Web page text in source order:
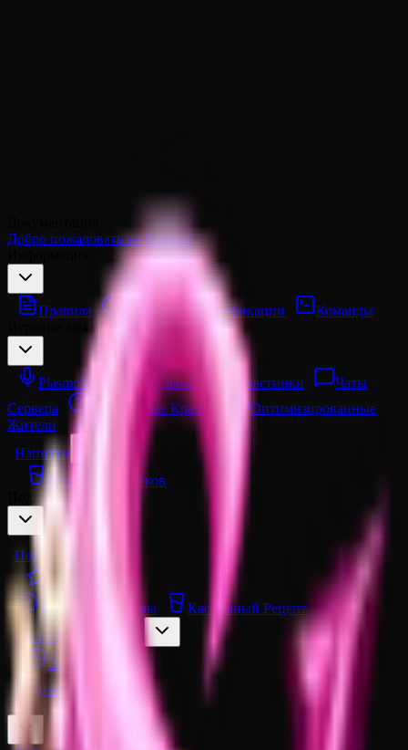
Добро пожаловать на Sakeva!
Правила Модификации
Команды
Игровые механики
PlasmoVoice Музыкальные Пластинки
Чаты
Сервера
Уникальные Крафты
Оптимизированные
Жители
Напитки
Рецепты Напитков
Поддержка сервера
Подписки
Спонсор
Значки
Скины
Кастомный Рецепт
Кастомные Порталы
Эффекты
Разблокировка
Команда проекта